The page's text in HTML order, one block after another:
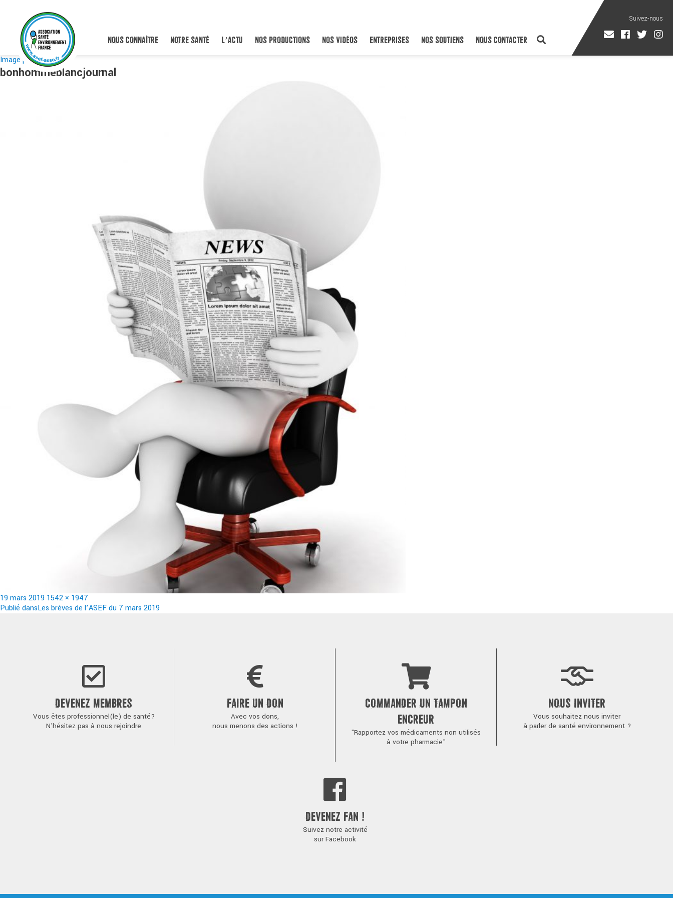
NOUS CONNAÎTRE NOTRE SANTÉ L’ACTU NOS PRODUCTIONS NOS VIDÉOS ENTREPRISES NOS SOUTIENS NOUS CONTACTER
Image précédente
bonhommeblancjournal
Publié
le
19 mars 2019 Taille
réelle
1542 × 1947
Navigation
Publié dansLes brèves de l’ASEF du 7 mars 2019
DEVENEZ MEMBRES
Vous êtes professionnel(le) de santé?
N'hésitez pas à nous rejoindre
FAIRE UN DON
Avec vos dons,
nous menons des actions !
COMMANDER UN TAMPON
ENCREUR
"Rapportez vos médicaments non utilisés
à votre pharmacie"
NOUS INVITER
Vous souhaitez nous inviter
à parler de santé environnement ?
DEVENEZ FAN !
Suivez notre activité
sur Facebook